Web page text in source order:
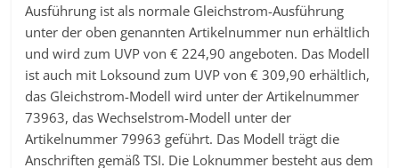
Ausführung ist als normale Gleichstrom-Ausführung
unter der oben genannten Artikelnummer nun erhältlich
und wird zum UVP von € 224,90 angeboten. Das Modell
ist auch mit Loksound zum UVP von € 309,90 erhältlich,
das Gleichstrom-Modell wird unter der Artikelnummer
73963, das Wechselstrom-Modell unter der
Artikelnummer 79963 geführt. Das Modell trägt die
Anschriften gemäß TSI. Die Loknummer besteht aus dem